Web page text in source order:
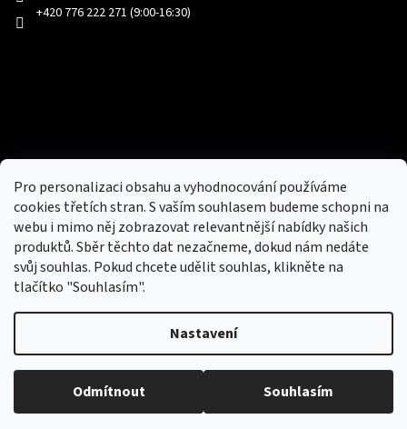
Pro personalizaci obsahu a vyhodnocování používáme
cookies třetích stran. S vaším souhlasem budeme schopni na
webu i mimo něj zobrazovat relevantnější nabídky našich
produktů. Sběr těchto dat nezačneme, dokud nám nedáte
svůj souhlas. Pokud chcete udělit souhlas, klikněte na
tlačítko "Souhlasím".
Nastavení
Odmítnout Souhlasím
+420 776 222 271 (9:00-16:30)
Nový obchod s batohy, cestovními zavazadly, tašky a peněženky
Copyright 2026hotovebryle.cz
. Všechna práva